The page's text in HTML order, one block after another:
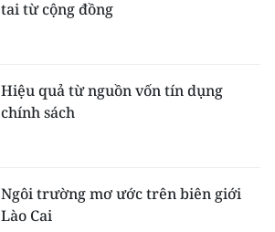
tai từ cộng đồng
Hiệu quả từ nguồn vốn tín dụng
chính sách
Ngôi trường mơ ước trên biên giới
Lào Cai